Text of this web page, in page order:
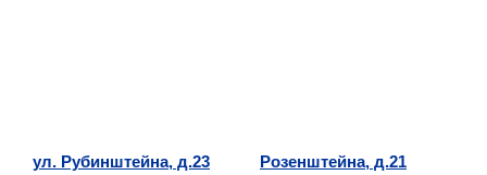
ул. Рубинштейна, д.23 Розенштейна, д.21